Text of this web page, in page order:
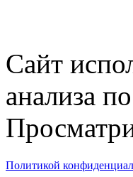
Сайт
анализа
Политикой